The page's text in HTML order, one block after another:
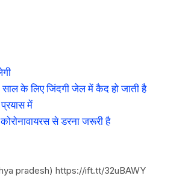
के लिए जिंदगी जेल में कैद हो जाती है
में
से डरना जरूरी है
pradesh) https://ift.tt/32uBAWY